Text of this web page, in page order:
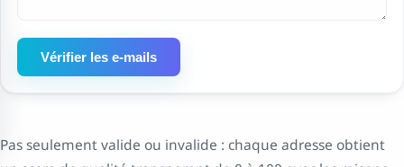
Vérifier les e-mails
Pas seulement valide ou invalide : chaque adresse obtient